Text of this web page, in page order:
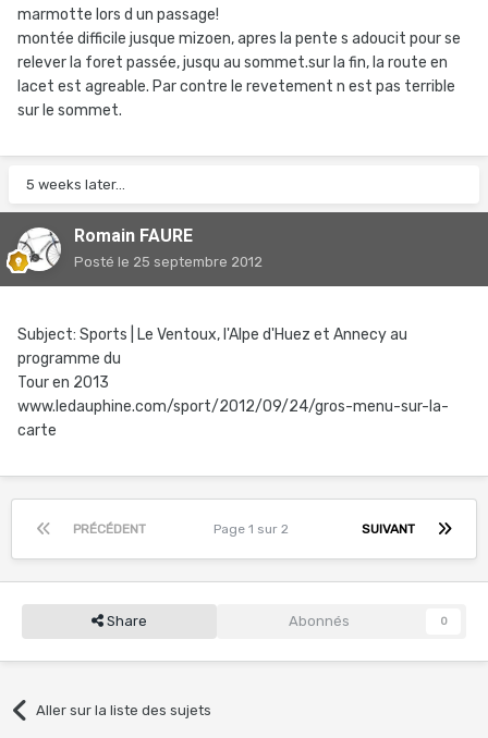
marmotte lors d un passage!
montée difficile jusque mizoen, apres la pente s adoucit pour se
relever la foret passée, jusqu au sommet.sur la fin, la route en
lacet est agreable. Par contre le revetement n est pas terrible
sur le sommet.
5 weeks later...
Romain FAURE
Posté le 25 septembre 2012
Subject: Sports | Le Ventoux, l'Alpe d'Huez et Annecy au
programme du
Tour en 2013
www.ledauphine.com/sport/2012/09/24/gros-menu-sur-la-
carte
PRÉCÉDENT SUIVANT
Page 1 sur 2
Share Abonnés 0
Aller sur la liste des sujets